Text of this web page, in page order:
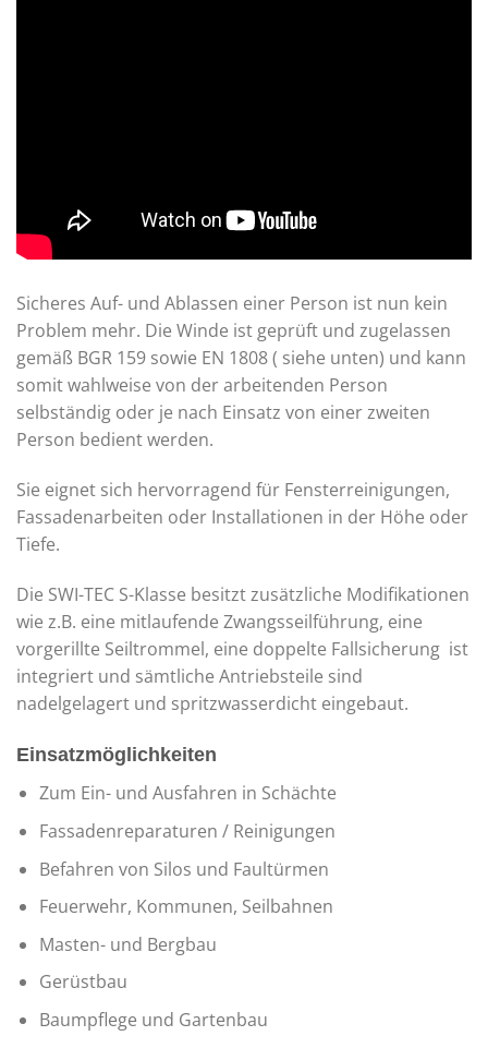
Sicheres Auf- und Ablassen einer Person ist nun kein
Problem mehr. Die Winde ist geprüft und zugelassen
gemäß BGR 159 sowie EN 1808 ( siehe unten) und kann
somit wahlweise von der arbeitenden Person
selbständig oder je nach Einsatz von einer zweiten
Person bedient werden.
Sie eignet sich hervorragend für Fensterreinigungen,
Fassadenarbeiten oder Installationen in der Höhe oder
Tiefe.
Die SWI-TEC S-Klasse besitzt zusätzliche Modifikationen
wie z.B. eine mitlaufende Zwangsseilführung, eine
vorgerillte Seiltrommel, eine doppelte Fallsicherung ist
integriert und sämtliche Antriebsteile sind
nadelgelagert und spritzwasserdicht eingebaut.
Einsatzmöglichkeiten
Zum Ein- und Ausfahren in Schächte
Fassadenreparaturen / Reinigungen
Befahren von Silos und Faultürmen
Feuerwehr, Kommunen, Seilbahnen
Masten- und Bergbau
Gerüstbau
Baumpflege und Gartenbau